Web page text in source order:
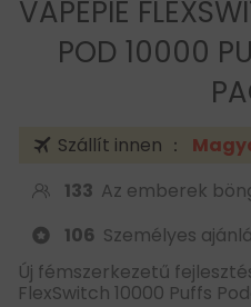
VAPEPIE
POD 10000
Szállít innen ：
133 Az emberek
106 Személyes
Új fémszerkezetű
FlexSwitch 10000 Puffs